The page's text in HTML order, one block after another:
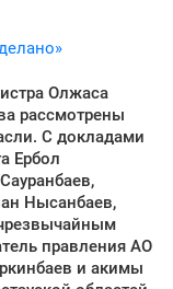
Олжаса
рассмотрены
С докладами
Ербол
Нысанбаев,
правления АО
и акимы